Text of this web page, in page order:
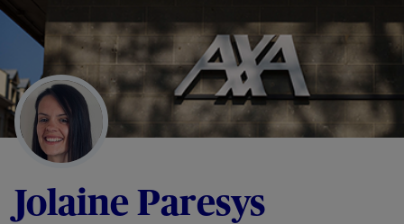
Accéder
au
pied
de
page
Jolaine Paresys